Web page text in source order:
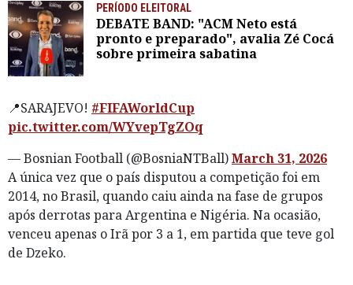
PERÍODO ELEITORAL
DEBATE BAND: "ACM Neto está
pronto e preparado", avalia Zé Cocá
sobre primeira sabatina
📍SARAJEVO! #FIFAWorldCup
pic.twitter.com/WYvepTgZOq
— Bosnian Football (@BosniaNTBall)March 31, 2026
A única vez que o país disputou a competição foi em
2014, no Brasil, quando caiu ainda na fase de grupos
após derrotas para Argentina e Nigéria. Na ocasião,
venceu apenas o Irã por 3 a 1, em partida que teve gol
de Dzeko.